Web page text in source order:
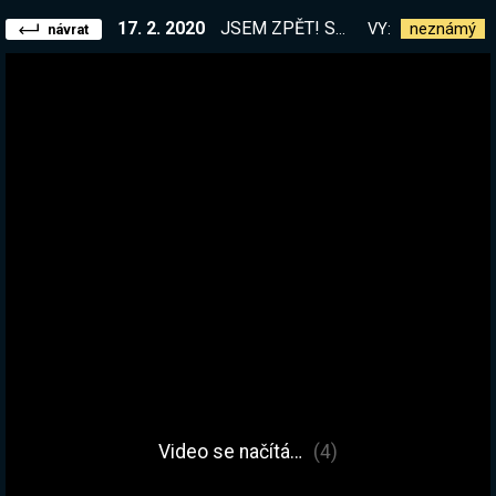
návrat 17. 2. 2020 JSEM ZPĚT! Satisfactory Update 3 ;) VY: neznámý
Video se načítá… (4)